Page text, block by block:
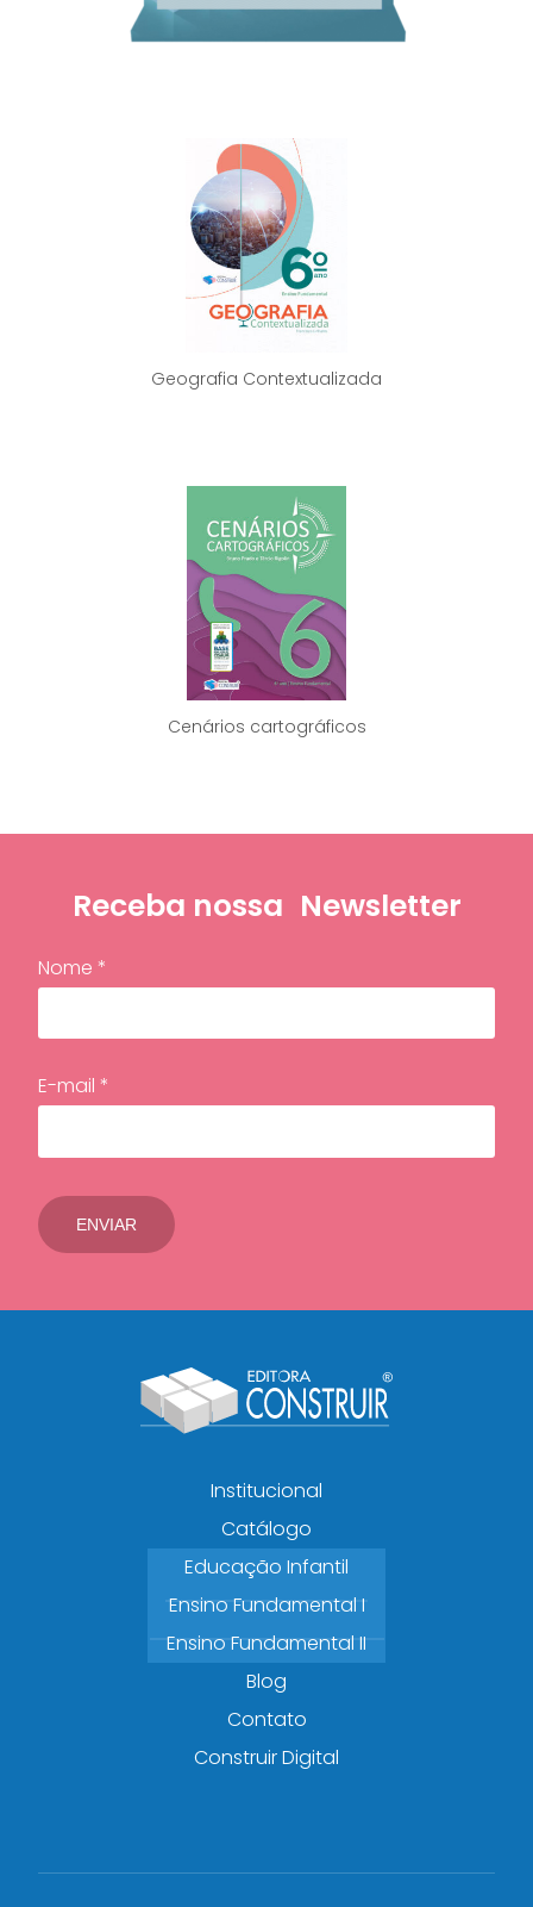
Geografia Contextualizada
Cenários cartográficos
Receba nossa Newsletter
Nome *
E-mail *
Institucional
Catálogo
Educação Infantil
Ensino Fundamental I
Ensino Fundamental II
Blog
Contato
Construir Digital